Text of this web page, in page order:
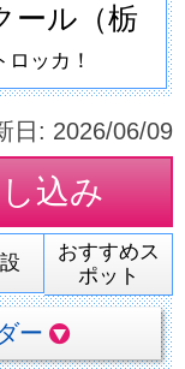
ール（栃
ッカ！
日: 2026/06/09
込み
おすすめス
ポット
ー